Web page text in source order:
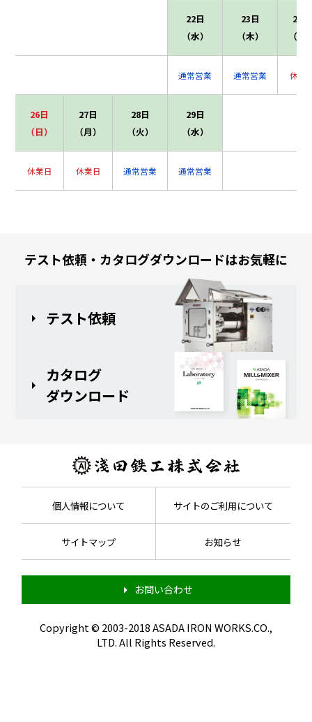
22日
（水）
23日
（木）
24日
（金
通常営業 通常営業 休業
26日
（日）
27日
（月）
28日
（火）
29日
（水）
休業日 休業日 通常営業 通常営業
テスト依頼・カタログダウンロードはお気軽に
テスト依頼
カタログ
ダウンロード
個人情報について サイトのご利用について
サイトマップ お知らせ
お問い合わせ
Copyright © 2003-2018 ASADA IRON WORKS.CO.,
LTD. All Rights Reserved.